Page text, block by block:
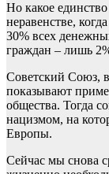
Но какое
неравенстве,
30% всех
граждан – лишь
Советский Союз,
показывают
общества. Тогда
нацизмом, на
Европы.
Сейчас мы снова